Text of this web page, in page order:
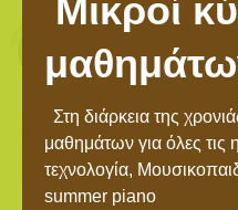
Μικροί
Στη διάρκεια της
μαθημάτων για όλες τις
τεχνολογία,
summer piano